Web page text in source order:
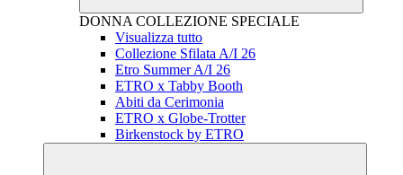
DONNA COLLEZIONE SPECIALE
Visualizza tutto
Collezione Sfilata A/I 26
Etro Summer A/I 26
ETRO x Tabby Booth
Abiti da Cerimonia
ETRO x Globe-Trotter
Birkenstock by ETRO